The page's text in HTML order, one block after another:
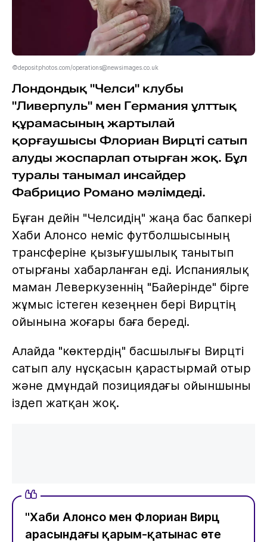
©depositphotos.com/operations@newsimages.co.uk
Лондондық "Челси" клубы
"Ливерпуль" мен Германия ұлттық
құрамасының жартылай
қорғаушысы Флориан Вирцті сатып
алуды жоспарлап отырған жоқ. Бұл
туралы танымал инсайдер
Фабрицио Романо мәлімдеді.
Бұған дейін "Челсидің" жаңа бас бапкері
Хаби Алонсо неміс футболшысының
трансферіне қызығушылық танытып
отырғаны хабарланған еді. Испаниялық
маман Леверкузеннің "Байерінде" бірге
жұмыс істеген кезеңнен бері Вирцтің
ойынына жоғары баға береді.
Алайда "көктердің" басшылығы Вирцті
сатып алу нұсқасын қарастырмай отыр
және дмұндай позициядағы ойыншыны
іздеп жатқан жоқ.
"Хаби Алонсо мен Флориан Вирц
арасындағы қарым-қатынас өте